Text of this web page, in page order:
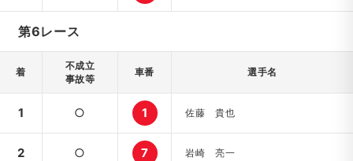
第6レース
着
不成立
事故等
車番 選手名
1 ○ 1 佐藤 貴也
2 ○ 7 岩崎 亮一